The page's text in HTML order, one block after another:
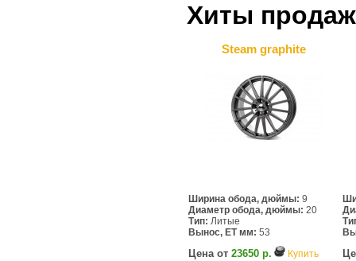
Хиты продаж
Steam graphite
Ширина обода, дюймы: 9
Диаметр обода, дюймы: 20
Тип: Литые
Вынос, ET мм: 53
Цена от 23650 р. Купить